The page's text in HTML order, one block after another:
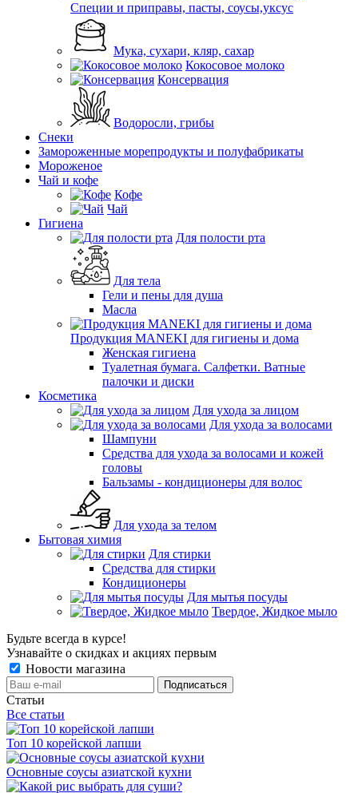
Специи и приправы, пасты, соусы,уксус
Мука, сухари, кляр, сахар
Кокосовое молоко
Консервация
Водоросли, грибы
Снеки
Замороженные морепродукты и полуфабрикаты
Мороженое
Чай и кофе
Кофе
Чай
Гигиена
Для полости рта
Для тела
Гели и пены для душа
Масла
Продукция MANEKI для гигиены и дома
Женская гигиена
Туалетная бумага. Салфетки. Ватные
палочки и диски
Косметика
Для ухода за лицом
Для ухода за волосами
Шампуни
Средства для ухода за волосами и кожей
головы
Бальзамы - кондиционеры для волос
Для ухода за телом
Бытовая химия
Для стирки
Средства для стирки
Кондиционеры
Для мытья посуды
Твердое, Жидкое мыло
Будьте всегда в курсе!
Узнавайте о скидках и акциях первым
Новости магазина
Статьи
Все статьи
Топ 10 корейской лапши
Основные соусы азиатской кухни